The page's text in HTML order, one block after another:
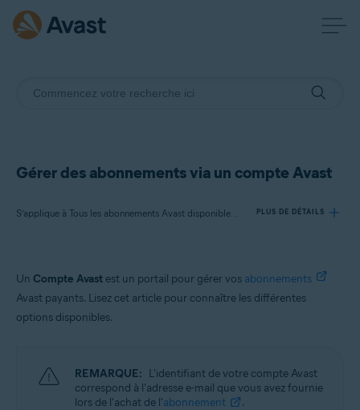
Gérer des abonnements via un compte Avast
S’applique à Tous les abonnements Avast disponibles pour les particuliers PLUS DE DÉTAILS
Produits:
Tous les abonnements Avast disponibles pour les particuliers
Un Compte Avast est un portail pour gérer vos abonnements
Avast payants. Lisez cet article pour connaître les différentes
options disponibles.
REMARQUE: L'identifiant de votre compte Avast
correspond à l'adresse e-mail que vous avez fournie
lors de l'achat de l'abonnement .